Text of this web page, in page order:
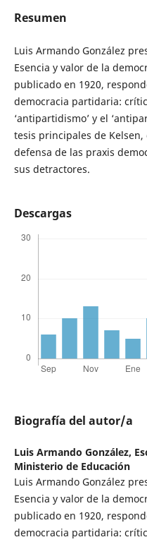
Resumen
Luis Armando González
Esencia y valor de la
publicado en 1920,
democracia partidaria:
‘antipartidismo’ y el
tesis principales de
defensa de las praxis
sus detractores.
Descargas
Biografía del autor/a
Luis Armando González,
Ministerio de Educación
Luis Armando González
Esencia y valor de la
publicado en 1920,
democracia partidaria: